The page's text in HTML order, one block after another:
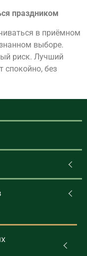
праздником
в приёмном
выборе.
риск. Лучший
спокойно, без